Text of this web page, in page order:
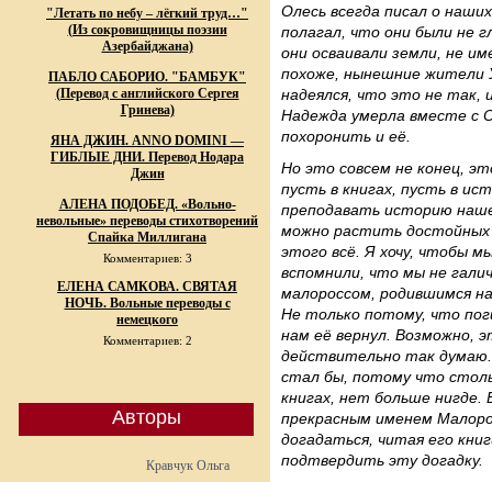
"Летать по небу – лёгкий труд…"
(Из сокровищницы поэзии
Азербайджана)
ПАБЛО САБОРИО. "БАМБУК"
(Перевод с английского Сергея
Гринева)
ЯНА ДЖИН. ANNO DOMINI —
ГИБЛЫЕ ДНИ. Перевод Нодара
Джин
АЛЕНА ПОДОБЕД. «Вольно-
невольные» переводы стихотворений
Спайка Миллигана
Комментариев: 3
ЕЛЕНА САМКОВА. СВЯТАЯ
НОЧЬ. Вольные переводы с
немецкого
Комментариев: 2
Авторы
Кравчук Ольга
Олесь всегда писал о
полагал, что они были не
они осваивали земли, не
похоже, нынешние жители
надеялся, что это не так,
Надежда умерла вместе с
похоронить и её.
Но это совсем не конец,
пусть в книгах, пусть в
преподавать историю
можно растить
этого всё. Я хочу, чтобы
вспомнили, что мы не
малороссом, родившимся
Не только потому, что
нам её вернул. Возможно,
действительно так
стал бы, потому что
книгах, нет больше нигде.
прекрасным именем
догадаться, читая его
подтвердить эту догадку.